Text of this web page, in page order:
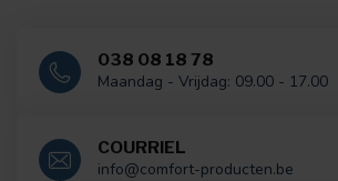
038 08 18 78
Maandag - Vrijdag: 09.00 - 17.00
COURRIEL
info@comfort-producten.be